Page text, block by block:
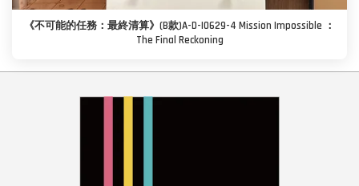
《不可能的任務：最終清算》(B款)A-D-I0629-4 Mission Impossible ：
The Final Reckoning